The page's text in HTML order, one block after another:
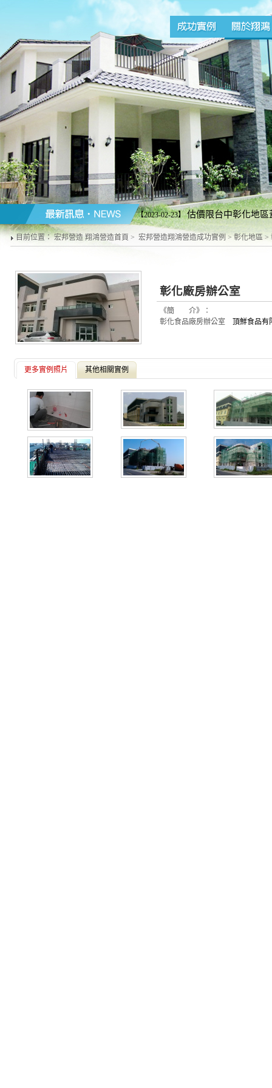
【2023-02-23】 估價限台中彰化地
營造商配合施工請勿來電)。台中
目前位置： 宏邦營造 翔鴻營造首頁 > 宏邦營造翔鴻營造成功實例 > 彰化地區 >
彰化廠房辦公室
《簡 介》：
彰化食品廠房辦公室 頂鮮食品有
更多實例照片 其他相關實例